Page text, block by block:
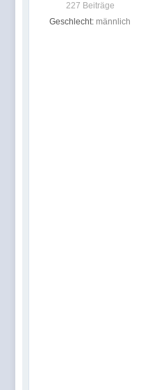
227 Beiträge
Geschlecht: männlich